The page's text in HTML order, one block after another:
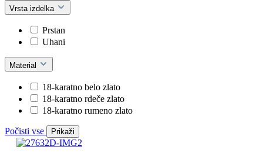
Vrsta izdelka
Prstan
Uhani
Material
18-karatno belo zlato
18-karatno rdeče zlato
18-karatno rumeno zlato
Počisti vse Prikaži